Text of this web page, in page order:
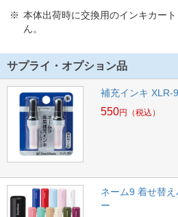
本体出荷時に交換用のインキカー
ん。
サプライ・オプション品
補充インキ XLR-
550円 （税込）
ネーム9 着せ替
ー